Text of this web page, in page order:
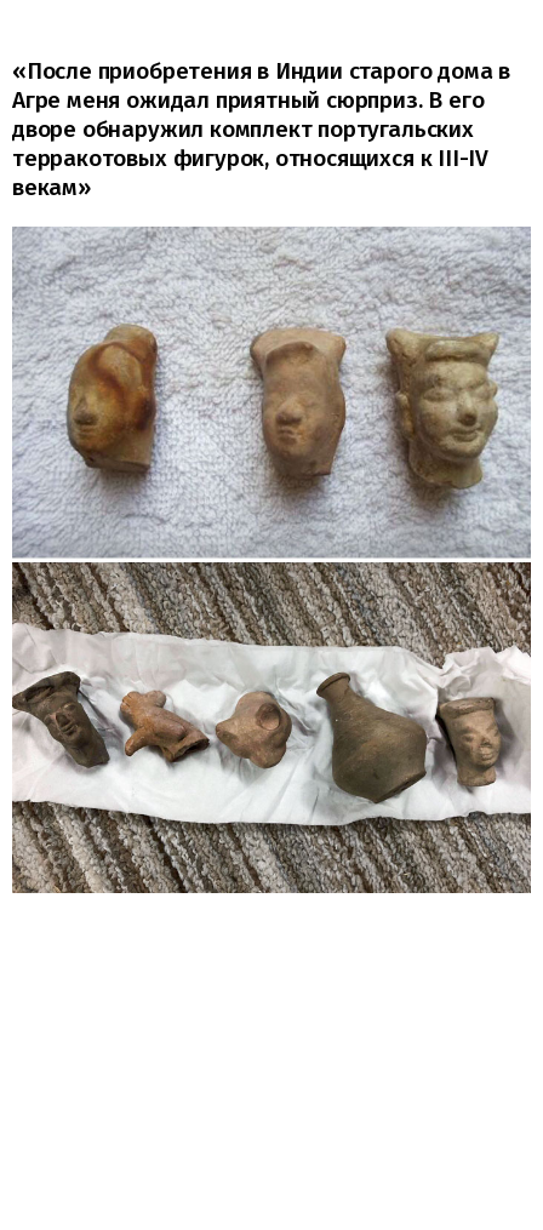
«После приобретения в Индии старого дома в
Агре меня ожидал приятный сюрприз. В его
дворе обнаружил комплект португальских
терракотовых фигурок, относящихся к III-IV
векам»